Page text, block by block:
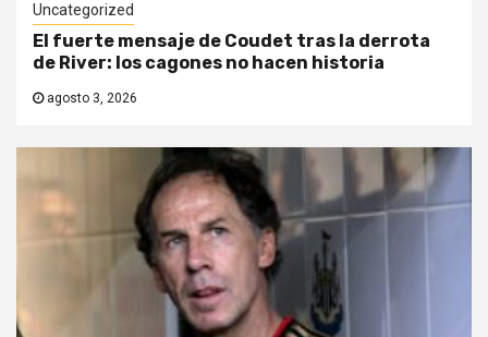
Uncategorized
El fuerte mensaje de Coudet tras la derrota
de River: los cagones no hacen historia
agosto 3, 2026